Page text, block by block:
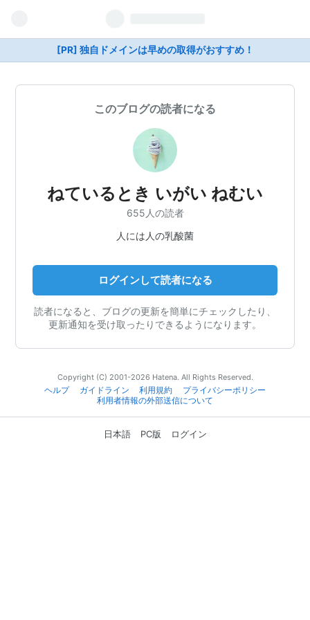
[PR] 独自ドメインは早めの取得がおすすめ！
このブログの読者になる
ねているとき いがい ねむい
655人の読者
人には人の乳酸菌
ログインして読者になる
読者になると、ブログの更新を簡単にチェックしたり、
更新通知を受け取ったりできるようになります。
Copyright (C) 2001-2026 Hatena. All Rights Reserved.
ヘルプ
ガイドライン 利用規約
プライバシーポリシー
利用者情報の外部送信について
日本語 PC版 ログイン